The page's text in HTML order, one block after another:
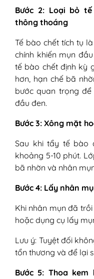
Bước 2: Loại bỏ
thông thoáng
Tế bào chết tích tụ
chính khiến mụn
tế bào chết định kỳ
hơn, hạn chế bã
bước quan trọng
đầu đen.
Bước 3: Xông mặt
Sau khi tẩy tế bào
khoảng 5-10 phút.
bã nhờn và nhân
Bước 4: Lấy nhân
Khi nhân mụn đã
hoặc dụng cụ lấy
Lưu ý: Tuyệt đối
tổn thương và để lại
Bước 5: Thoa kem